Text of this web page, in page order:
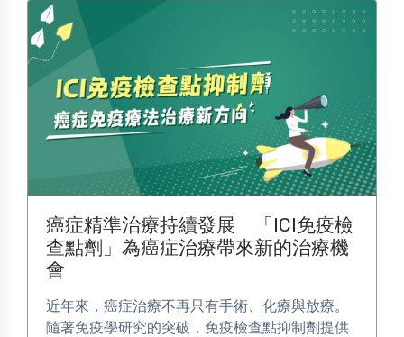
癌症精準治療持續發展 「ICI免疫檢
查點劑」為癌症治療帶來新的治療機
會
近年來，癌症治療不再只有手術、化療與放療。
隨著免疫學研究的突破，免疫檢查點抑制劑提供